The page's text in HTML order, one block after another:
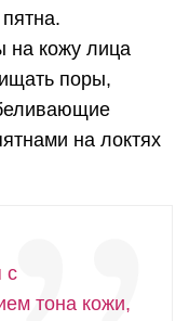
на кожу лица
поры,
на локтях
с
тона кожи,